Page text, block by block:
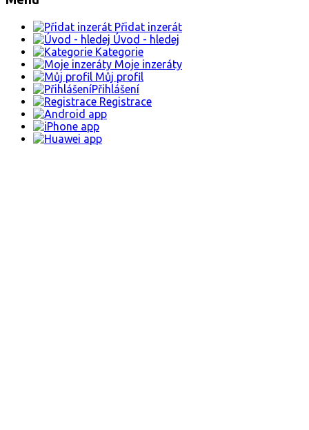
Přidat inzerát
Úvod - hledej
Kategorie
Moje inzeráty
Můj profil
Přihlášení
Registrace